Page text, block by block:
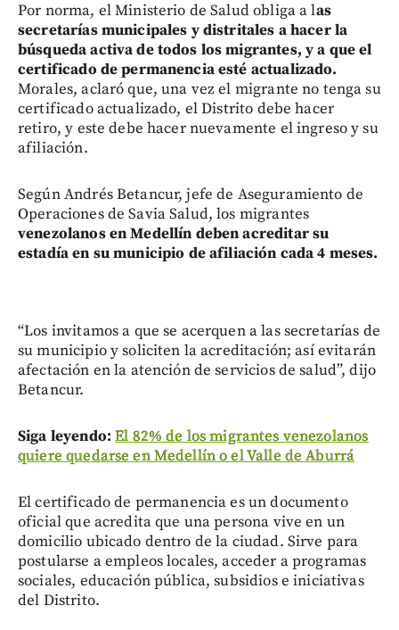
Por norma, el Ministerio de Salud obliga a las
secretarías municipales y distritales a hacer la
búsqueda activa de todos los migrantes, y a que el
certificado de permanencia esté actualizado.
Morales, aclaró que, una vez el migrante no tenga su
certificado actualizado, el Distrito debe hacer
retiro, y este debe hacer nuevamente el ingreso y su
afiliación.
Según Andrés Betancur, jefe de Aseguramiento de
Operaciones de Savia Salud, los migrantes
venezolanos en Medellín deben acreditar su
estadía en su municipio de afiliación cada 4 meses.
“Los invitamos a que se acerquen a las secretarías de
su municipio y soliciten la acreditación; así evitarán
afectación en la atención de servicios de salud”, dijo
Betancur.
Siga leyendo:El 82% de los migrantes venezolanos
quiere quedarse en Medellín o el Valle de Aburrá
El certificado de permanencia es un documento
oficial que acredita que una persona vive en un
domicilio ubicado dentro de la ciudad. Sirve para
postularse a empleos locales, acceder a programas
sociales, educación pública, subsidios e iniciativas
del Distrito.